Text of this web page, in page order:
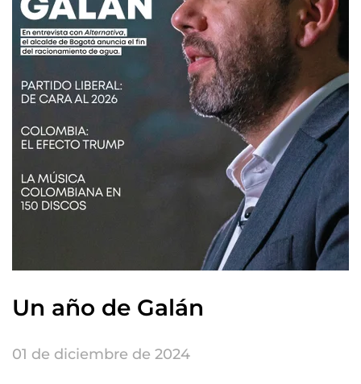
Un año de Galán
01 de diciembre de 2024